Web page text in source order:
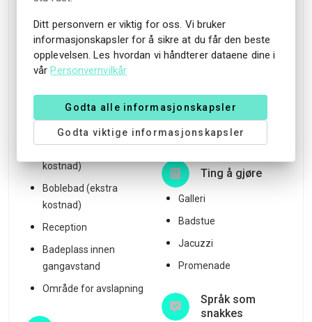
Utendørsbasseng i
sesongen
Terrasse
Parkområde
kostnad)
Boblebad (ekstra
kostnad)
Reception
Badeplass innen
gangavstand
Område for avslapning
Fine dining
Lokale ingredienser
Nærhet til naturen
Utsikt over fjellene
Ting å gjøre
Galleri
Badstue
Jacuzzi
Promenade
Språk som
snakkes
Ditt personvern er viktig for oss. Vi bruker
informasjonskapsler for å sikre at du får den beste
opplevelsen. Les hvordan vi håndterer dataene dine i
vårPersonvernvilkår
Godta alle informasjonskapsler
Godta viktige informasjonskapsler